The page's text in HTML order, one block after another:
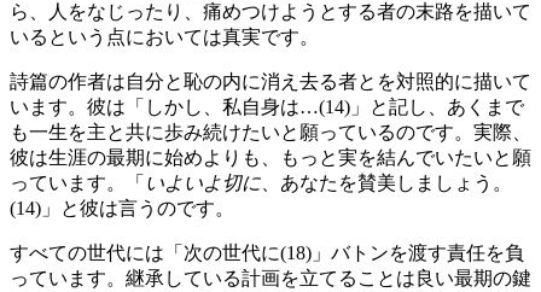
ら、人をなじったり、痛めつけようとする者の末路を描いて
いるという点においては真実です。
詩篇の作者は自分と恥の内に消え去る者とを対照的に描いて
います。彼は「しかし、私自身は…(14)」と記し、あくまで
も一生を主と共に歩み続けたいと願っているのです。実際、
彼は生涯の最期に始めよりも、もっと実を結んでいたいと願
っています。「 いよいよ切に、あなたを賛美しましょう。
(14)」と彼は言うのです。
すべての世代には「次の世代に(18)」バトンを渡す責任を負
っています。継承している計画を立てることは良い最期の鍵